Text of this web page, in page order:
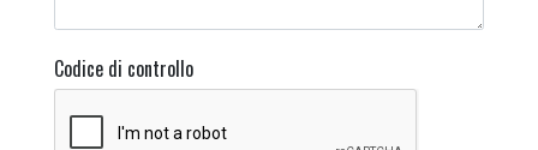
Codice di controllo